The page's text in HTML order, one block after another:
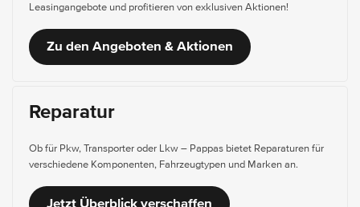
Leasingangebote und profitieren von exklusiven Aktionen!
Zu den Angeboten & Aktionen
Reparatur
Ob für Pkw, Transporter oder Lkw – Pappas bietet Reparaturen für
verschiedene Komponenten, Fahrzeugtypen und Marken an.